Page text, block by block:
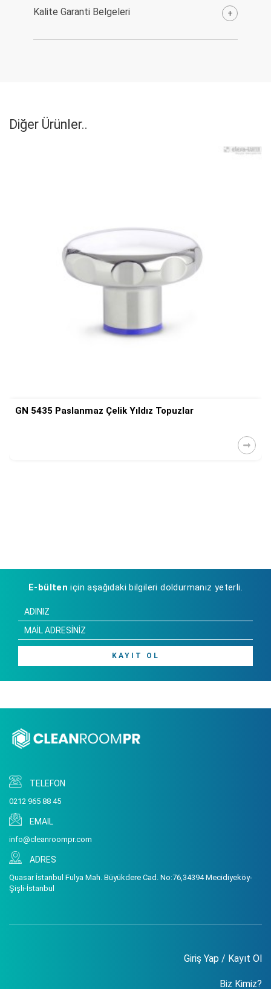
Kalite Garanti Belgeleri +
Diğer Ürünler..
GN 5435 Paslanmaz Çelik Yıldız Topuzlar
E-bülten için aşağıdaki bilgileri doldurmanız yeterli.
KAYIT OL
TELEFON
0212 965 88 45
EMAIL
info@cleanroompr.com
ADRES
Quasar İstanbul Fulya Mah. Büyükdere Cad. No:76,34394 Mecidiyeköy-
Şişli-İstanbul
Giriş Yap / Kayıt Ol
Biz Kimiz?